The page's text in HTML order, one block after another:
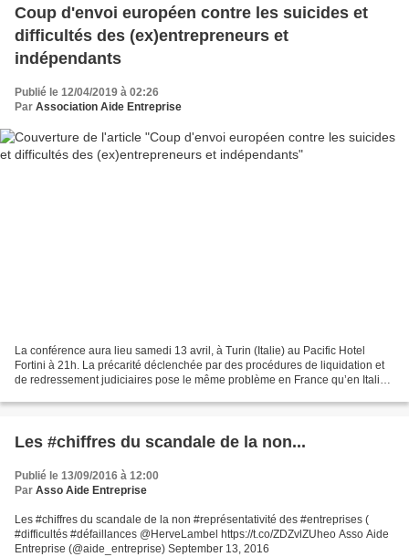
Coup d'envoi européen contre les suicides et
difficultés des (ex)entrepreneurs et
indépendants
Publié le 12/04/2019 à 02:26
Par Association Aide Entreprise
La conférence aura lieu samedi 13 avril, à Turin (Italie) au Pacific Hotel
Fortini à 21h. La précarité déclenchée par des procédures de liquidation et
de redressement judiciaires pose le même problème en France qu’en Italie.
Les #chiffres du scandale de la non...
Publié le 13/09/2016 à 12:00
Par Asso Aide Entreprise
Les #chiffres du scandale de la non #représentativité des #entreprises (
#difficultés #défaillances @HerveLambel https://t.co/ZDZvlZUheo Asso Aide
Entreprise (@aide_entreprise) September 13, 2016